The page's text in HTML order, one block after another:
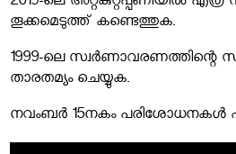
തൂക്കമെടുത്ത് കണ്ടെത്തുക.
1999-ലെ സ്വർണാവരണത്തിന്റെ
താരതമ്യം ചെയ്യുക.
നവംബർ 15നകം പരിശോധനകൾ